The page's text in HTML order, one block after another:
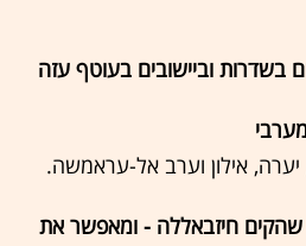
אילון וערב אל-עראמשה.
שהקים חיזבאללה - ומאפשר את